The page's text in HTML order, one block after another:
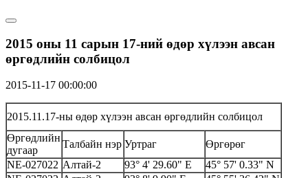
2015 оны 11 сарын 17-ний өдөр хүлээн авсан
өргөдлийн солбицол
2015-11-17 00:00:00
2015.11.17-ны өдөр хүлээн авсан өргөдлийн солбицол
Өргөдлийн
дугаар
Талбайн нэр Уртраг
Өргөрөг
NE-027022 Алтай-2 93° 4' 29.60" E
45° 57' 0.33" N